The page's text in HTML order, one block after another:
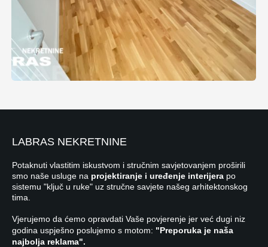
LABRAS NEKRETNINE
Potaknuti vlastitim iskustvom i stručnim savjetovanjem proširili
smo naše usluge na projektiranje i uređenje interijera po
sistemu "ključ u ruke" uz stručne savjete našeg arhitektonskog
tima.
Vjerujemo da ćemo opravdati Vaše povjerenje jer već dugi niz
godina uspješno poslujemo s motom: "Preporuka je naša
najbolja reklama".